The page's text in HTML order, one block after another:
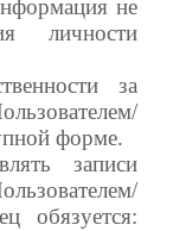
не
личности
за
форме.
записи
обязуется: